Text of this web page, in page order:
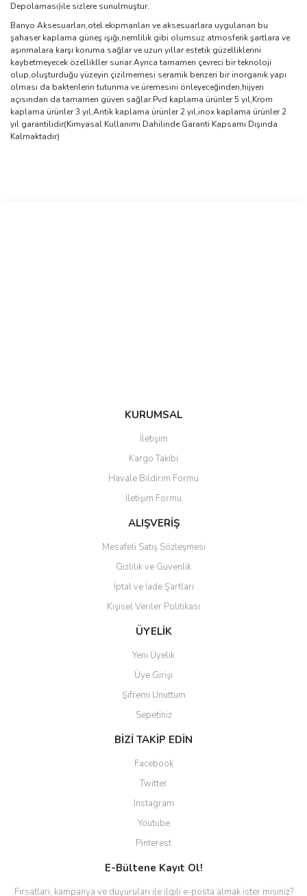
Depolaması)ile sizlere sunulmuştur.
Banyo Aksesuarları,otel ekipmanları ve aksesuarlara uygulanan bu
şahaser kaplama güneş ışığı,nemlilik gibi olumsuz atmosferik şartlara ve
aşınmalara karşı koruma sağlar ve uzun yıllar estetik güzelliklerini
kaybetmeyecek özellikller sunar.Ayrıca tamamen çevreci bir teknoloji
olup,oluşturduğu yüzeyin çizilmemesi seramik benzeri bir inorganik yapı
olması da bakterilerin tutunma ve üremesini önleyeceğinden,hijyen
açısından da tamamen güven sağlar.Pvd kaplama ürünler 5 yıl,Krom
kaplama ürünler 3 yıl,Antik kaplama ürünler 2 yıl,inox kaplama ürünler 2
yıl garantilidir(Kimyasal Kullanımı Dahilinde Garanti Kapsamı Dışında
Kalmaktadır)
Gönder
KURUMSAL
İletişim
Kargo Takibi
Havale Bildirim Formu
İletişim Formu
ALIŞVERİŞ
Mesafeli Satış Sözleşmesi
Gizlilik ve Güvenlik
İptal ve İade Şartları
Kişisel Veriler Politikası
ÜYELİK
Yeni Üyelik
Üye Girişi
Şifremi Unuttum
Sepetiniz
BİZİ TAKİP EDİN
Facebook
Twitter
Instagram
Youtube
Pinterest
E-Bültene Kayıt Ol!
Fırsatları, kampanya ve duyuruları ile ilgili e-posta almak ister misiniz?